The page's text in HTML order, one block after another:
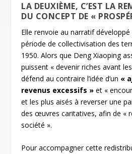
LA DEUXIÈME, C’EST LA
DU CONCEPT DE «
Elle renvoie au narratif
période de collectivisation des
1950. Alors que Deng Xiaoping
puissent « devenir riches avant
défend au contraire l’idée d’un «
revenus excessifs » et «
et les plus aisés à reverser une
des œuvres caritatives, afin de «
société ».
Pour accompagner cette